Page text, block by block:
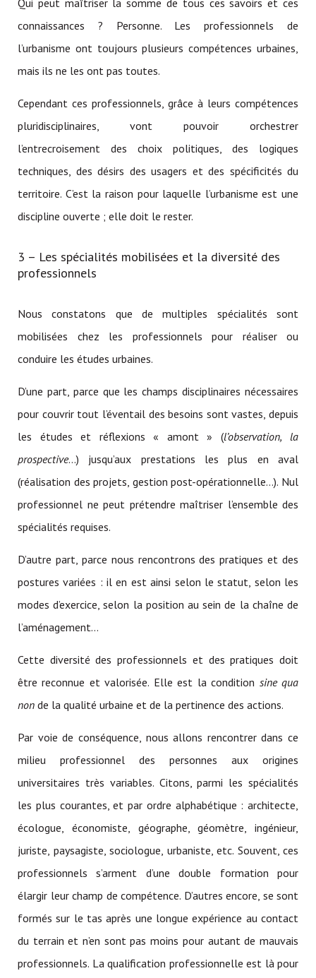
Qui peut maîtriser la somme de tous ces savoirs et ces
connaissances ? Personne. Les professionnels de
l’urbanisme ont toujours plusieurs compétences urbaines,
mais ils ne les ont pas toutes.
Cependant ces professionnels, grâce à leurs compétences
pluridisciplinaires, vont pouvoir orchestrer
l’entrecroisement des choix politiques, des logiques
techniques, des désirs des usagers et des spécificités du
territoire. C’est la raison pour laquelle l’urbanisme est une
discipline ouverte ; elle doit le rester.
3 – Les spécialités mobilisées et la diversité des
professionnels
Nous constatons que de multiples spécialités sont
mobilisées chez les professionnels pour réaliser ou
conduire les études urbaines.
D’une part, parce que les champs disciplinaires nécessaires
pour couvrir tout l’éventail des besoins sont vastes, depuis
les études et réflexions « amont » (l’observation, la
prospective…) jusqu’aux prestations les plus en aval
(réalisation des projets, gestion post-opérationnelle…). Nul
professionnel ne peut prétendre maîtriser l’ensemble des
spécialités requises.
D’autre part, parce nous rencontrons des pratiques et des
postures variées : il en est ainsi selon le statut, selon les
modes d’exercice, selon la position au sein de la chaîne de
l’aménagement…
Cette diversité des professionnels et des pratiques doit
être reconnue et valorisée. Elle est la condition sine qua
non de la qualité urbaine et de la pertinence des actions.
Par voie de conséquence, nous allons rencontrer dans ce
milieu professionnel des personnes aux origines
universitaires très variables. Citons, parmi les spécialités
les plus courantes, et par ordre alphabétique : architecte,
écologue, économiste, géographe, géomètre, ingénieur,
juriste, paysagiste, sociologue, urbaniste, etc. Souvent, ces
professionnels s’arment d’une double formation pour
élargir leur champ de compétence. D’autres encore, se sont
formés sur le tas après une longue expérience au contact
du terrain et n’en sont pas moins pour autant de mauvais
professionnels. La qualification professionnelle est là pour